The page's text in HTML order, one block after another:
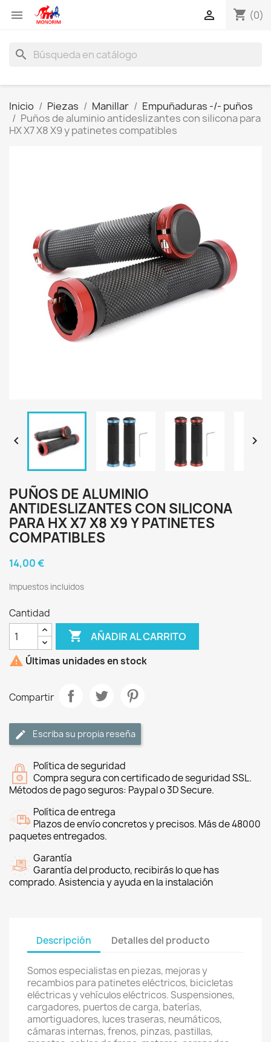
 shopping_cart (0)

search
Inicio Piezas Manillar
Empuñaduras -/- puños
Puños de aluminio antideslizantes con silicona para
HX X7 X8 X9 y patinetes compatibles
 
PUÑOS DE ALUMINIO
ANTIDESLIZANTES CON SILICONA
PARA HX X7 X8 X9 Y PATINETES
COMPATIBLES
14,00 €
Impuestos incluidos
Cantidad
 AÑADIR AL CARRITO
 Últimas unidades en stock
Compartir
Escriba su propia reseña
Política de seguridad
Compra segura con certificado de seguridad SSL.
Métodos de pago seguros: Paypal o 3D Secure.
Política de entrega
Plazos de envío concretos y precisos. Más de 48000
paquetes entregados.
Garantía
Garantía del producto, recibirás lo que has
comprado. Asistencia y ayuda en la instalación
Descripción Detalles del producto
Somos especialistas en piezas, mejoras y
recambios para patinetes eléctricos, bicicletas
eléctricas y vehículos eléctricos. Suspensiones,
cargadores, puertos de carga, baterías,
amortiguadores, luces traseras, neumáticos,
cámaras internas, frenos, pinzas, pastillas,